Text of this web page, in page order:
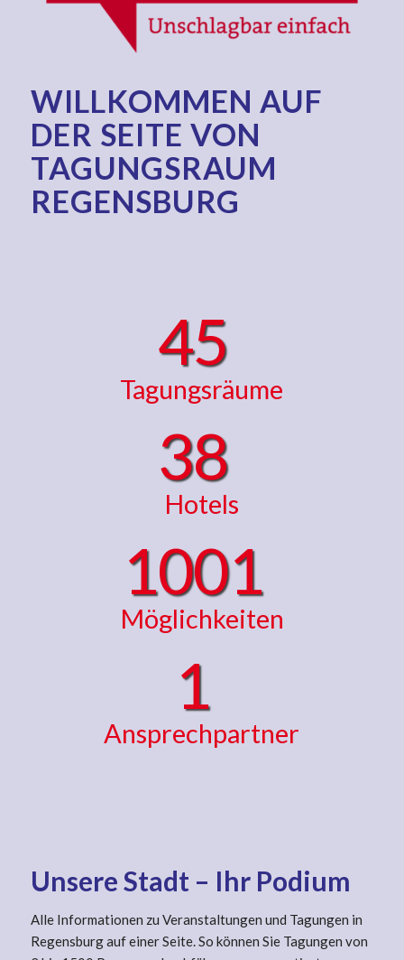
WILLKOMMEN AUF
DER SEITE VON
TAGUNGSRAUM
REGENSBURG
45
Tagungsräume
38
Hotels
1001
Möglichkeiten
1
Ansprechpartner
Unsere Stadt – Ihr Podium
Alle Informationen zu Veranstaltungen und Tagungen in
Regensburg auf einer Seite. So können Sie Tagungen von